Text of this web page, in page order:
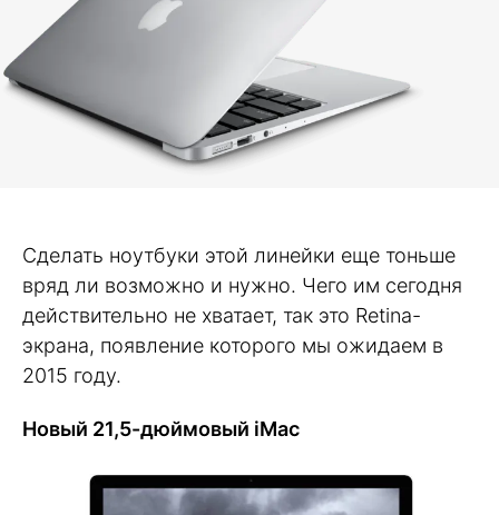
Сделать ноутбуки этой линейки еще тоньше
вряд ли возможно и нужно. Чего им сегодня
действительно не хватает, так это Retina-
экрана, появление которого мы ожидаем в
2015 году.
Новый 21,5-дюймовый iMac